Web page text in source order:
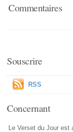
Commentaires
Souscrire
RSS
Concernant
Le Verset du Jour est